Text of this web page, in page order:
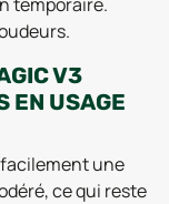
V3
EN USAGE
une
ce qui reste